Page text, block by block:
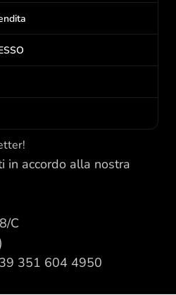
in accordo alla nostra
C
351 604 4950